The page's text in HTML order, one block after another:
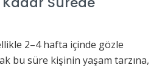
2–4 hafta içinde gözle
bu süre kişinin yaşam tarzına,